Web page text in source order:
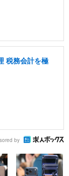
税務会計を極
by